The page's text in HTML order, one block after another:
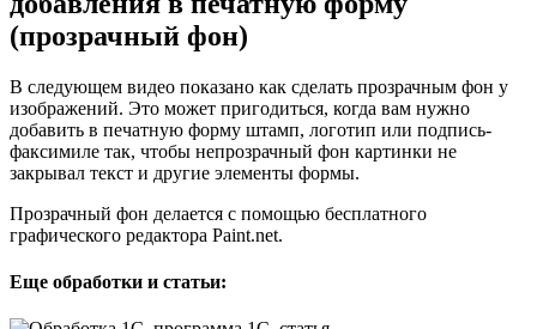
(прозрачный фон)
В следующем видео показано как сделать прозрачным фон у
изображений. Это может пригодиться, когда вам нужно
добавить в печатную форму штамп, логотип или подпись-
факсимиле так, чтобы непрозрачный фон картинки не
закрывал текст и другие элементы формы.
Прозрачный фон делается с помощью бесплатного
графического редактора Paint.net.
Еще обработки и статьи: